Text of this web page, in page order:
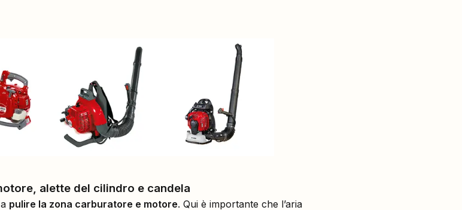
alette del cilindro e candela
pulire la zona carburatore e motore. Qui è importante che l’aria